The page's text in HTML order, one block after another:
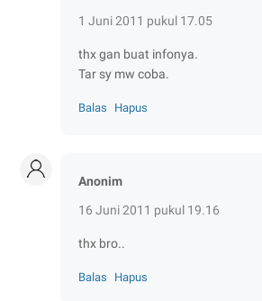
1 Juni 2011 pukul 17.05
thx gan buat infonya.
Tar sy mw coba.
Balas Hapus
Anonim
16 Juni 2011 pukul 19.16
thx bro..
Balas Hapus